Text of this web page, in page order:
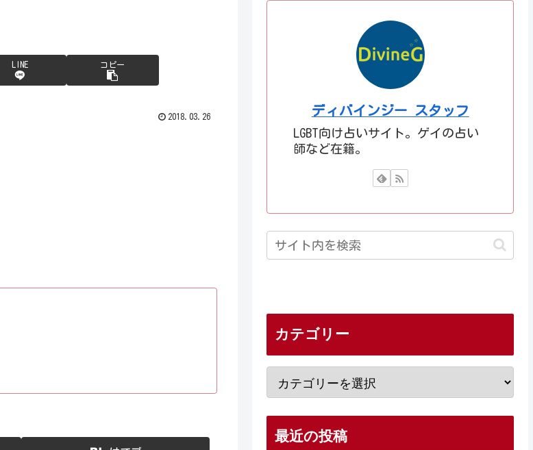
LINE コピー
2018.03.26 ディバインジー スタッフ
LGBT向け占いサイト。ゲイの占い
師など在籍。
カテゴリー
最近の投稿